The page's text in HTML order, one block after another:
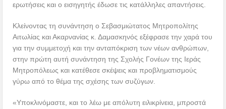
ερωτήσεις και ο εισηγητής έδωσε τις κατάλληλες απαντήσεις.
Κλείνοντας τη συνάντηση ο Σεβασμιώτατος Μητροπολίτης
Αιτωλίας και Ακαρνανίας κ. Δαμασκηνός εξέφρασε την χαρά του
για την συμμετοχή και την ανταπόκριση των νέων ανθρώπων,
στην πρώτη αυτή συνάντηση της Σχολής Γονέων της Ιεράς
Μητροπόλεως και κατέθεσε σκέψεις και προβληματισμούς
γύρω από το θέμα της σχέσης των συζύγων.
«Υποκλινόμαστε, και το λέω με απόλυτη ειλικρίνεια, μπροστά